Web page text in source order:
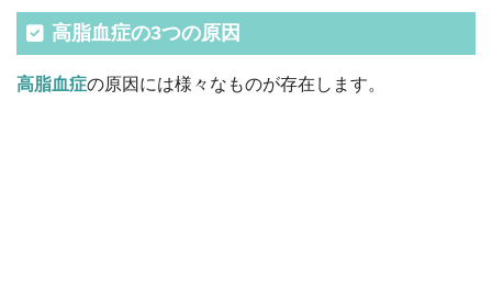
高脂血症の3つの原因
高脂血症の原因には様々なものが存在します。